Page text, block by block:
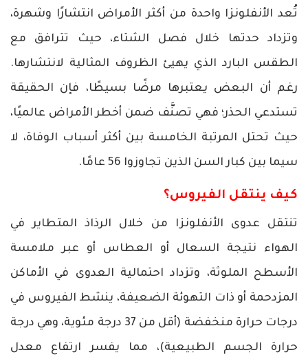
تُعد الأنفلونزا واحدة من أكثر الأمراض انتشارًا وشهرة،
وتزداد حدتها خلال فصل الشتاء، حيث تترافق مع
الطقس البارد الذي يهيئ الظروف المثالية لانتشارها.
رغم أن البعض يعتبرها مرضًا بسيطًا، فإن الحقيقة
تستدعي الحذر؛ فهي تصنَّف ضمن أخطر الأمراض عالميًا،
حيث تحتل المرتبة الخامسة بين أكثر أسباب الوفاة، لا
سيما بين كبار السن الذين تجاوزوا 56 عامًا.
كيف ينتقل الفيروس؟
تنتقل عدوى الأنفلونزا من خلال الرذاذ المتطاير في
الهواء نتيجة السعال أو العطاس أو عبر ملامسة
الأسطح الملوثة، وتزداد احتمالية العدوى في الأماكن
المزدحمة أو ذات التهوئة الضعيفة، ينشط الفيروس في
درجات حرارة منخفضة (أقل من 37 درجة مئوية، وهي درجة
حرارة الجسم الطبيعية)، مما يفسر ارتفاع معدل